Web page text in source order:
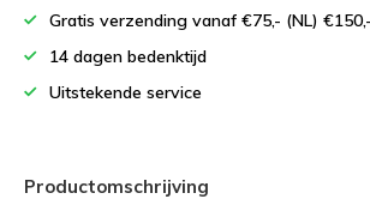
Gratis verzending vanaf €75,- (NL)
14 dagen bedenktijd
Uitstekende service
Productomschrijving